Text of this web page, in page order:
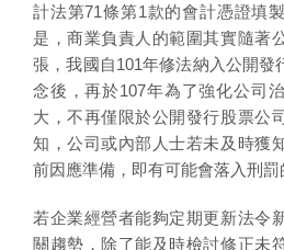
計法第71條第1款的會計憑證填
是，商業負責人的範圍其實隨著
張，我國自101年修法納入公開發
念後，再於107年為了強化公司
大，不再僅限於公開發行股票公
知，公司或內部人士若未及時獲
前因應準備，即有可能會落入刑罰
若企業經營者能夠定期更新法令
關趨勢，除了能及時檢討修正未